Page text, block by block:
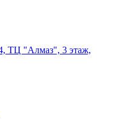
ТЦ "Алмаз", 3 этаж,